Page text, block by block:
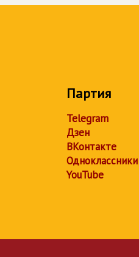
Партия
Telegram
Дзен
ВКонтакте
Одноклассники
YouTube